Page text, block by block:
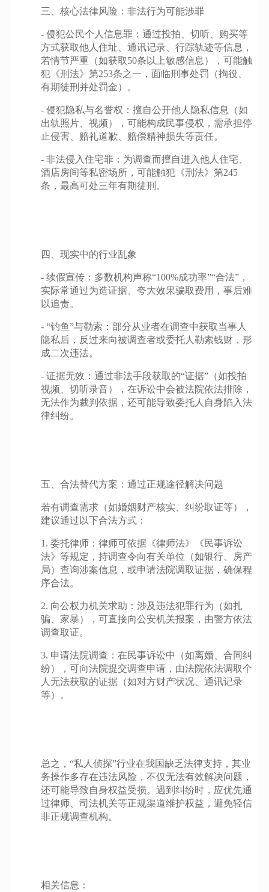
三、核心法律风险：非法行为可能涉罪
- 侵犯公民个人信息罪：通过投拍、切听、购买等
方式获取他人住址、通讯记录、行踪轨迹等信息，
若情节严重（如获取50条以上敏感信息），可能触
犯《刑法》第253条之一，面临刑事处罚（拘役、
有期徒刑并处罚金）。
- 侵犯隐私与名誉权：擅自公开他人隐私信息（如
出轨照片、视频），可能构成民事侵权，需承担停
止侵害、赔礼道歉、赔偿精神损失等责任。
- 非法侵入住宅罪：为调查而擅自进入他人住宅、
酒店房间等私密场所，可能触犯《刑法》第245
条，最高可处三年有期徒刑。
四、现实中的行业乱象
- 续假宣传：多数机构声称“100%成功率”“合法”，
实际常通过为造证据、夸大效果骗取费用，事后难
以追责。
- “钓鱼”与勒索：部分从业者在调查中获取当事人
隐私后，反过来向被调查者或委托人勒索钱财，形
成二次违法。
- 证据无效：通过非法手段获取的“证据”（如投拍
视频、切听录音），在诉讼中会被法院依法排除，
无法作为裁判依据，还可能导致委托人自身陷入法
律纠纷。
五、合法替代方案：通过正规途径解决问题
若有调查需求（如婚姻财产核实、纠纷取证等），
建议通过以下合法方式：
1. 委托律师：律师可依据《律师法》《民事诉讼
法》等规定，持调查令向有关单位（如银行、房产
局）查询涉案信息，或申请法院调取证据，确保程
序合法。
2. 向公权力机关求助：涉及违法犯罪行为（如扎
骗、家暴），可直接向公安机关报案，由警方依法
调查取证。
3. 申请法院调查：在民事诉讼中（如离婚、合同纠
纷），可向法院提交调查申请，由法院依法调取个
人无法获取的证据（如对方财产状况、通讯记录
等）。
总之，“私人侦探”行业在我国缺乏法律支持，其业
务操作多存在违法风险，不仅无法有效解决问题，
还可能导致自身权益受损。遇到纠纷时，应优先通
过律师、司法机关等正规渠道维护权益，避免轻信
非正规调查机构。
相关信息：